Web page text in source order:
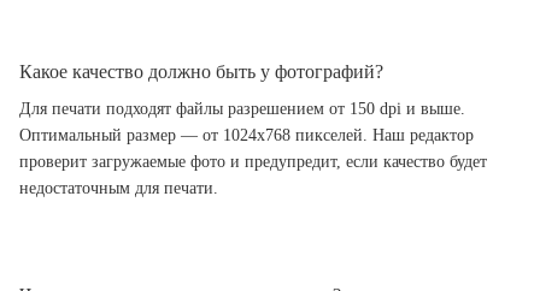
Какое качество должно быть у фотографий?
Для печати подходят файлы разрешением от 150 dpi и выше.
Оптимальный размер — от 1024x768 пикселей. Наш редактор
проверит загружаемые фото и предупредит, если качество будет
недостаточным для печати.